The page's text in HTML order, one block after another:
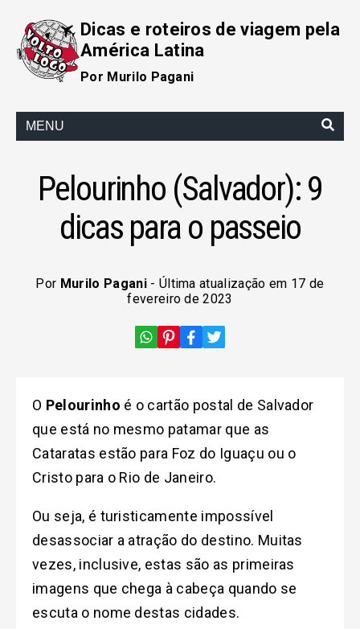
Dicas e roteiros de viagem pela
América Latina
Por Murilo Pagani
MENU
Pelourinho (Salvador): 9
dicas para o passeio
Por Murilo Pagani- Última atualização em 17 de
fevereiro de 2023
O Pelourinho é o cartão postal de Salvador
que está no mesmo patamar que as
Cataratas estão para Foz do Iguaçu ou o
Cristo para o Rio de Janeiro.
Ou seja, é turisticamente impossível
desassociar a atração do destino. Muitas
vezes, inclusive, estas são as primeiras
imagens que chega à cabeça quando se
escuta o nome destas cidades.